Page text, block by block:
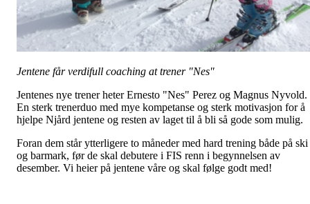
Jentene får verdifull coaching at trener "Nes"
Jentenes nye trener heter Ernesto "Nes" Perez og Magnus Nyvold.
En sterk trenerduo med mye kompetanse og sterk motivasjon for å
hjelpe Njård jentene og resten av laget til å bli så gode som mulig.
Foran dem står ytterligere to måneder med hard trening både på ski
og barmark, før de skal debutere i FIS renn i begynnelsen av
desember. Vi heier på jentene våre og skal følge godt med!